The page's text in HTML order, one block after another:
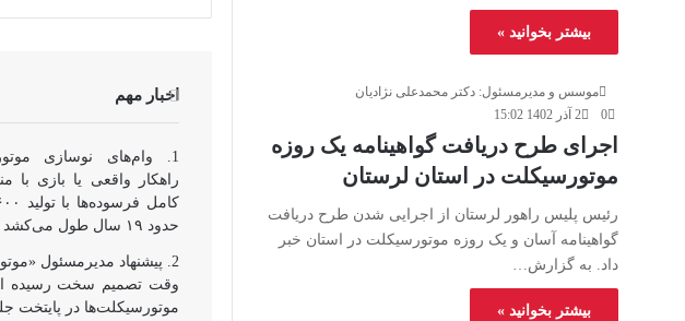
بیشتر بخوانید »
موسس و مدیرمسئول: دکتر محمدعلی نژادیان
2 آذر 1402 15:02
0
اجرای طرح دریافت گواهینامه یک روزه
موتورسیکلت در استان لرستان
رئیس پلیس راهور لرستان از اجرایی شدن طرح دریافت
گواهینامه آسان و یک روزه موتورسیکلت در استان خبر
داد. به گزارش…
بیشتر بخوانید »
اخبار مهم
وام‌های نوسازی
راهکار واقعی یا بازی با
حدود ۱۹ سال طول می‌کشد
پیشنهاد مدیرمسئول
وقت تصمیم سخت رسیده
موتورسیکلت‌ها در پایتخت